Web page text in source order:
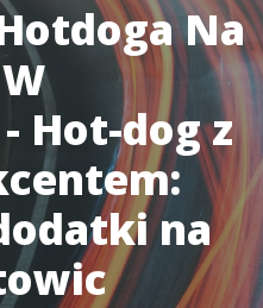
Na
Hot-dog z
na